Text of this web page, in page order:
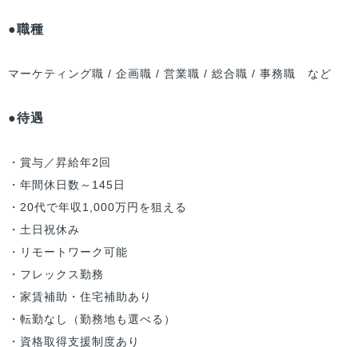
●職種
マーケティング職 / 企画職 / 営業職 / 総合職 / 事務職 など
●待遇
・賞与／昇給年2回
・年間休日数～145日
・20代で年収1,000万円を狙える
・土日祝休み
・リモートワーク可能
・フレックス勤務
・家賃補助・住宅補助あり
・転勤なし（勤務地も選べる）
・資格取得支援制度あり